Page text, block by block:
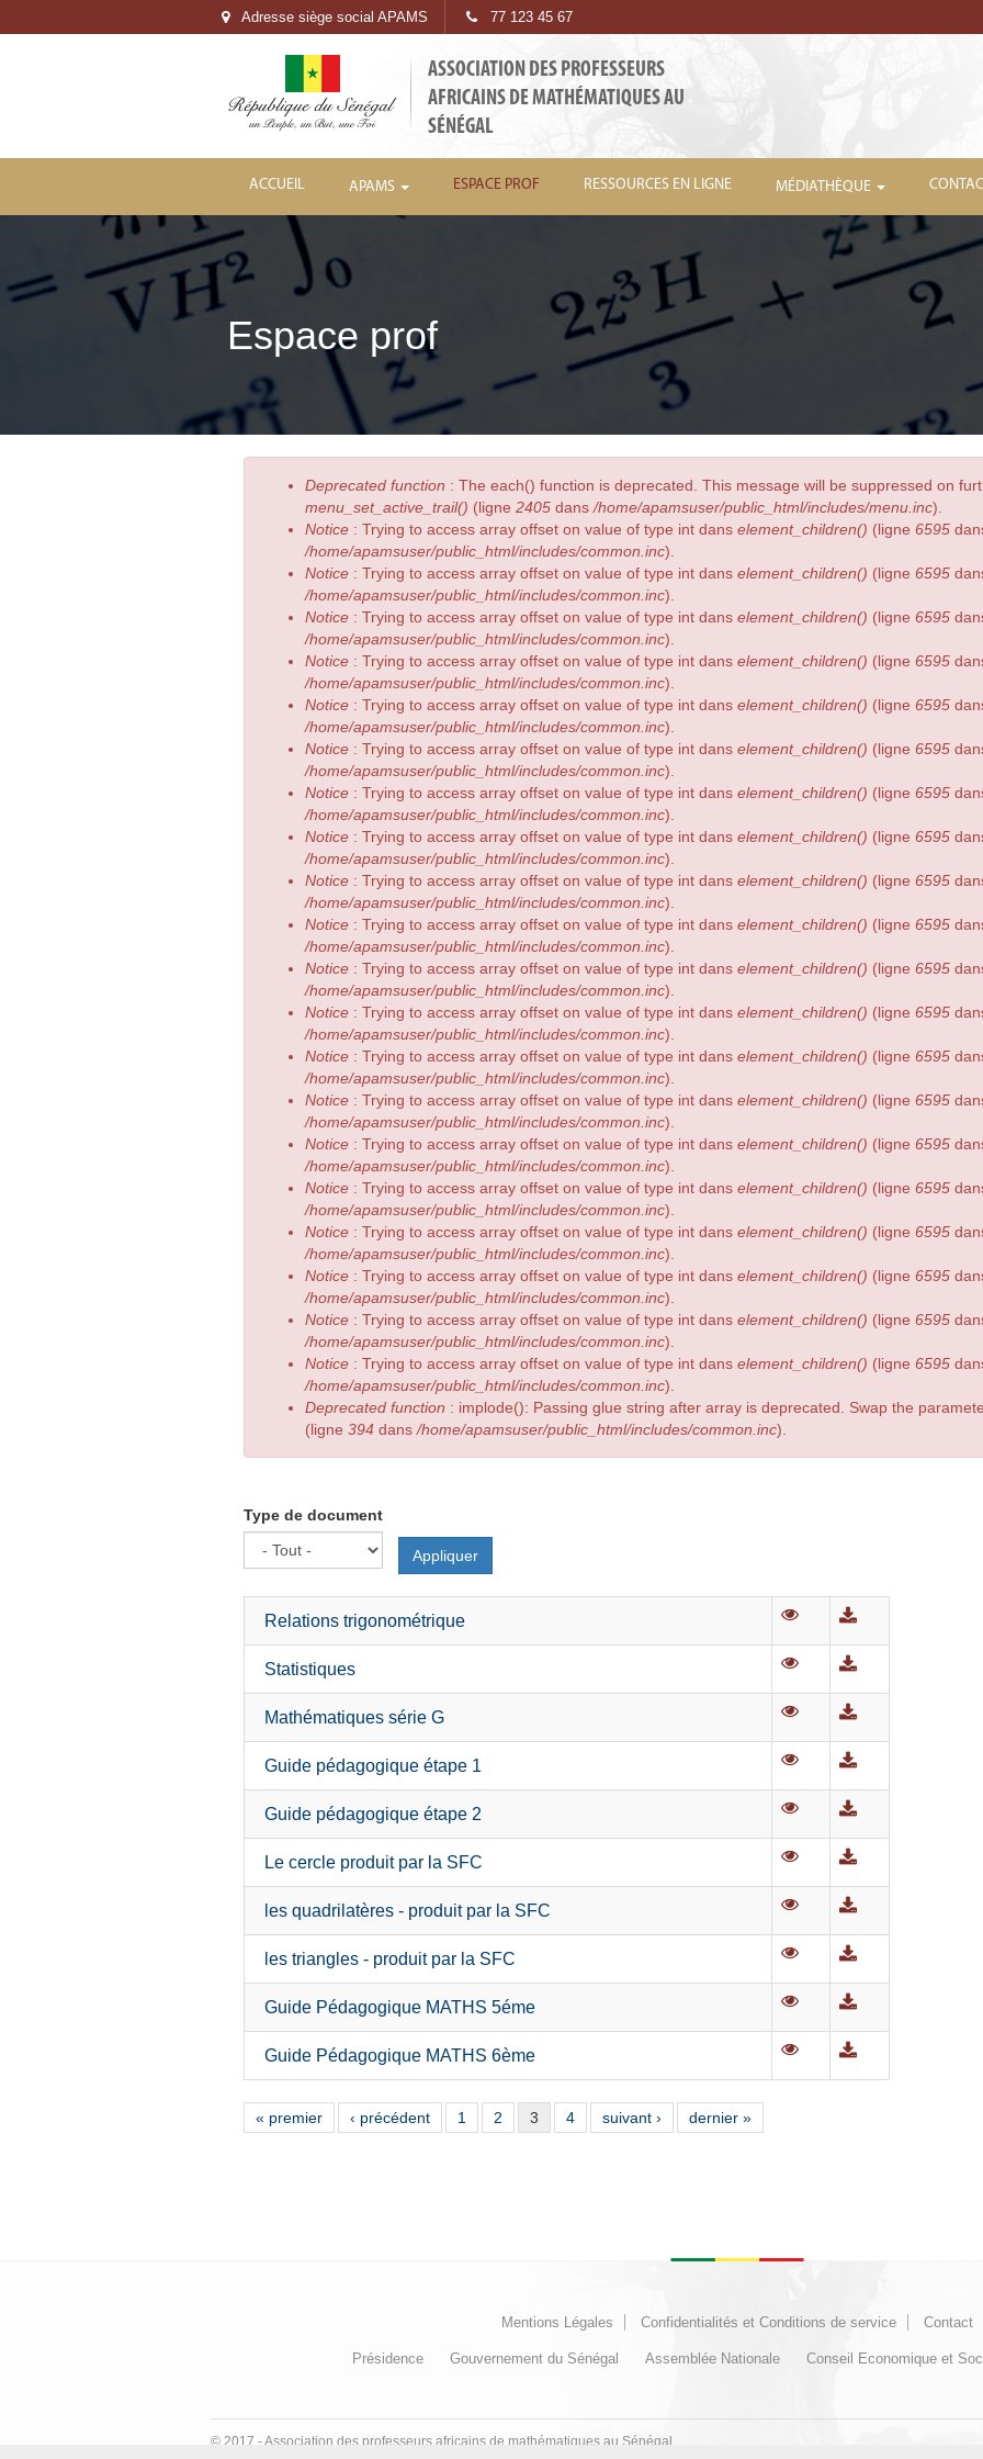
Adresse siège social APAMS 77 123 45 67
ASSOCIATION DES PROFESSEURS
AFRICAINS DE MATHÉMATIQUES AU
SÉNÉGAL
ACCUEIL APAMS ESPACE PROF RESSOURCES EN LIGNE MÉDIATHÈQUE
Espace prof
Deprecated function : The each() function is deprecated. This message will be suppressed on
menu_set_active_trail() (ligne 2405 dans /home/apamsuser/public_html/includes/menu.inc).
Notice : Trying to access array offset on value of type int dans element_children() (ligne 6595
/home/apamsuser/public_html/includes/common.inc).
Notice : Trying to access array offset on value of type int dans element_children() (ligne 6595
/home/apamsuser/public_html/includes/common.inc).
Notice : Trying to access array offset on value of type int dans element_children() (ligne 6595
/home/apamsuser/public_html/includes/common.inc).
Notice : Trying to access array offset on value of type int dans element_children() (ligne 6595
/home/apamsuser/public_html/includes/common.inc).
Notice : Trying to access array offset on value of type int dans element_children() (ligne 6595
/home/apamsuser/public_html/includes/common.inc).
Notice : Trying to access array offset on value of type int dans element_children() (ligne 6595
/home/apamsuser/public_html/includes/common.inc).
Notice : Trying to access array offset on value of type int dans element_children() (ligne 6595
/home/apamsuser/public_html/includes/common.inc).
Notice : Trying to access array offset on value of type int dans element_children() (ligne 6595
/home/apamsuser/public_html/includes/common.inc).
Notice : Trying to access array offset on value of type int dans element_children() (ligne 6595
/home/apamsuser/public_html/includes/common.inc).
Notice : Trying to access array offset on value of type int dans element_children() (ligne 6595
/home/apamsuser/public_html/includes/common.inc).
Notice : Trying to access array offset on value of type int dans element_children() (ligne 6595
/home/apamsuser/public_html/includes/common.inc).
Notice : Trying to access array offset on value of type int dans element_children() (ligne 6595
/home/apamsuser/public_html/includes/common.inc).
Notice : Trying to access array offset on value of type int dans element_children() (ligne 6595
/home/apamsuser/public_html/includes/common.inc).
Notice : Trying to access array offset on value of type int dans element_children() (ligne 6595
/home/apamsuser/public_html/includes/common.inc).
Notice : Trying to access array offset on value of type int dans element_children() (ligne 6595
/home/apamsuser/public_html/includes/common.inc).
Notice : Trying to access array offset on value of type int dans element_children() (ligne 6595
/home/apamsuser/public_html/includes/common.inc).
Notice : Trying to access array offset on value of type int dans element_children() (ligne 6595
/home/apamsuser/public_html/includes/common.inc).
Notice : Trying to access array offset on value of type int dans element_children() (ligne 6595
/home/apamsuser/public_html/includes/common.inc).
Notice : Trying to access array offset on value of type int dans element_children() (ligne 6595
/home/apamsuser/public_html/includes/common.inc).
Notice : Trying to access array offset on value of type int dans element_children() (ligne 6595
/home/apamsuser/public_html/includes/common.inc).
Deprecated function : implode(): Passing glue string after array is deprecated. Swap the
(ligne 394 dans /home/apamsuser/public_html/includes/common.inc).
Type de document
Appliquer
Relations trigonométrique
Statistiques
Mathématiques série G
Guide pédagogique étape 1
Guide pédagogique étape 2
Le cercle produit par la SFC
les quadrilatères - produit par la SFC
les triangles - produit par la SFC
Guide Pédagogique MATHS 5éme
Guide Pédagogique MATHS 6ème
Pages
« premier ‹ précédent 1 2 3 4 suivant › dernier »
Mentions Légales Confidentialités et Conditions de service Contact
Présidence Gouvernement du Sénégal Assemblée Nationale Conseil Economique et
© 2017 - Association des professeurs africains de mathématiques au Sénégal